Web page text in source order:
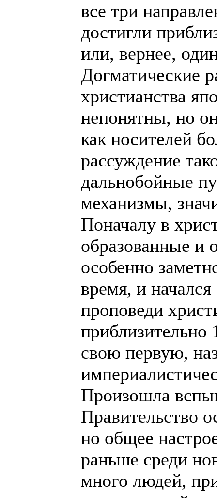
все три
достигли
или, вернее,
Догматические
христианства
непонятны, но
как носителей
рассуждение
дальнобойные
механизмы,
Поначалу в
образованные и
особенно
время, и
проповеди
приблизительно
свою первую,
Произошла
Правительство
но общее
раньше среди
много людей,